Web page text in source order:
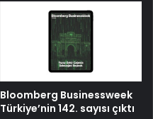
Bloomberg Businessweek
Türkiye’nin 142. sayısı çıktı